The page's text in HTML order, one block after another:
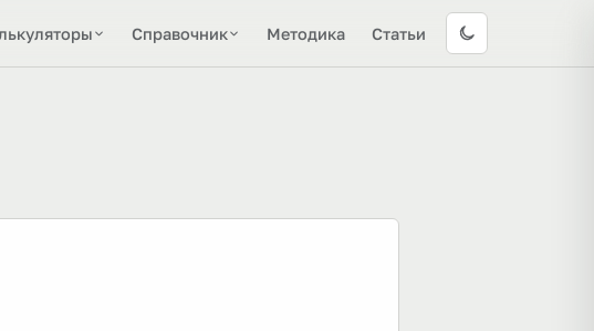
Справочник Методика Статьи